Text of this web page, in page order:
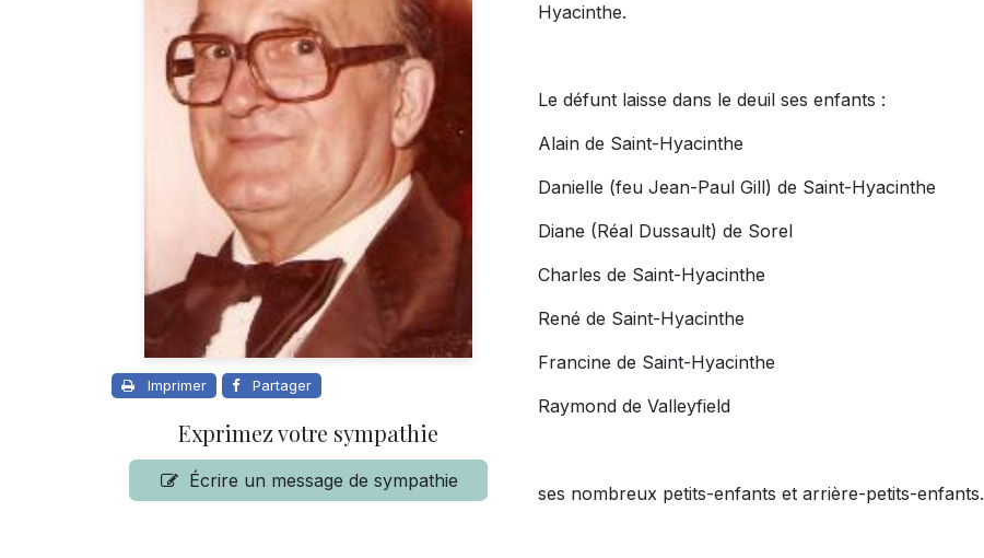
Imprimer Partager
Exprimez votre sympathie
Écrire un message de sympathie
Hyacinthe.
Le défunt laisse dans le deuil ses enfants :
Alain de Saint-Hyacinthe
Danielle (feu Jean-Paul Gill) de Saint-Hyacinthe
Diane (Réal Dussault) de Sorel
Charles de Saint-Hyacinthe
René de Saint-Hyacinthe
Francine de Saint-Hyacinthe
Raymond de Valleyfield
ses nombreux petits-enfants et arrière-petits-enfants.